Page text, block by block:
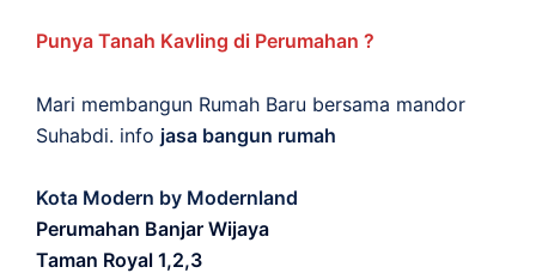
Punya Tanah Kavling di Perumahan ?
Mari membangun Rumah Baru bersama mandor
Suhabdi. info jasa bangun rumah
Kota Modern by Modernland
Perumahan Banjar Wijaya
Taman Royal 1,2,3